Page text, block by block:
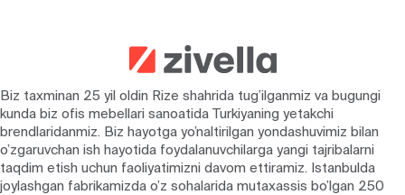
Biz taxminan 25 yil oldin Rize shahrida tug’ilganmiz va bugungi
kunda biz ofis mebellari sanoatida Turkiyaning yetakchi
brendlaridanmiz. Biz hayotga yo’naltirilgan yondashuvimiz bilan
o’zgaruvchan ish hayotida foydalanuvchilarga yangi tajribalarni
taqdim etish uchun faoliyatimizni davom ettiramiz. Istanbulda
joylashgan fabrikamizda o’z sohalarida mutaxassis bo’lgan 250